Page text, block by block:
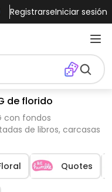
RegistrarseIniciar sesión
de florido
con fondos
de libros, carcasas
Quotes